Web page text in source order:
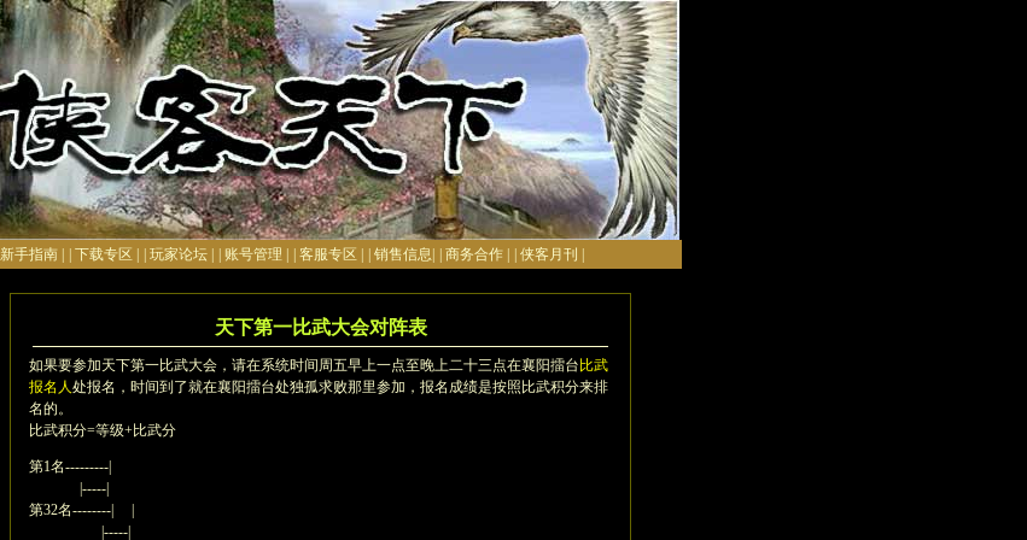
| 新手指南 | | 下载专区 | | 玩家论坛 | | 账号管理 | | 客服专区 | | 销售信息| | 商务合作 | | 侠客月刊 |
天下第一比武大会对阵表
如果要参加天下第一比武大会，请在系统时间周五早上一点至晚上二十三点在襄阳擂台 比武
报名人处报名，时间到了就在襄阳擂台处独孤求败那里参加，报名成绩是按照比武积分来排
名的。
比武积分=等级+比武分
第1名---------|
|-----|
第32名--------| |
|-----|